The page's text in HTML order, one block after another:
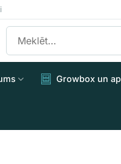
Meklēt:
Growbox un